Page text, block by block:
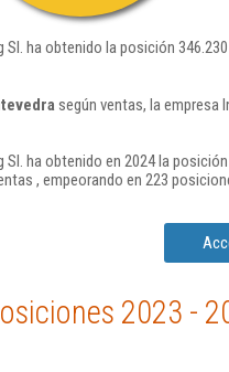
ha obtenido la posición
según ventas, la empresa
ha obtenido en 2024 la posición
, empeorando en 223
2023 -